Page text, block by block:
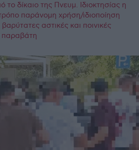
το δίκαιο της Πνευμ. Ιδιοκτησίας η
παράνομη χρήση/ιδιοποίηση
αστικές και ποινικές
παραβάτη